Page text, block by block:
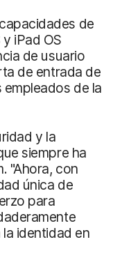
de
iPad OS
de usuario
de entrada de
de la
y la
siempre ha
"Ahora, con
única de
para
identidad en